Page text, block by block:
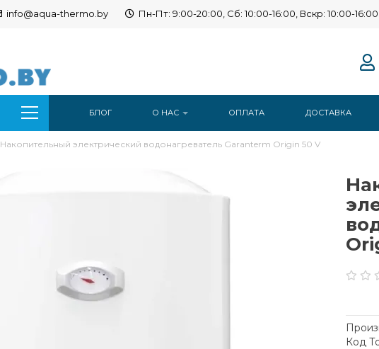
info@aqua-thermo.by Пн-Пт: 9:00-20:00, Сб: 10:00-16:00, Вскр: 10:00-16:00
БЛОГ О НАС ОПЛАТА ДОСТАВКА
Накопительный электрический водонагреватель Garanterm Origin 50 V
Код